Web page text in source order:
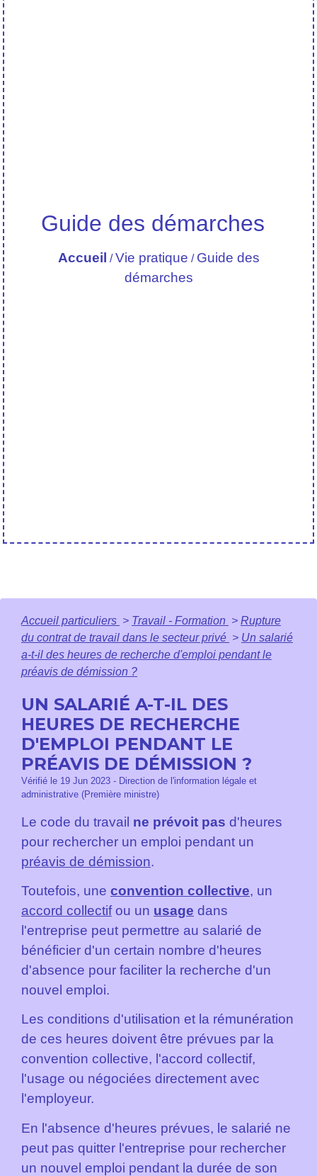
Guide des démarches
Accueil /Vie pratique / Guide des
démarches
Accueil particuliers > Travail - Formation > Rupture
du contrat de travail dans le secteur privé > Un salarié
a-t-il des heures de recherche d'emploi pendant le
préavis de démission ?
UN SALARIÉ A-T-IL DES
HEURES DE RECHERCHE
D'EMPLOI PENDANT LE
PRÉAVIS DE DÉMISSION ?
Vérifié le 19 Jun 2023 - Direction de l'information légale et
administrative (Première ministre)
Le code du travail ne prévoit pas d'heures
pour rechercher un emploi pendant un
préavis de démission.
Toutefois, une convention collective, un
accord collectifou un usage dans
l'entreprise peut permettre au salarié de
bénéficier d'un certain nombre d'heures
d'absence pour faciliter la recherche d'un
nouvel emploi.
Les conditions d'utilisation et la rémunération
de ces heures doivent être prévues par la
convention collective, l'accord collectif,
l'usage ou négociées directement avec
l'employeur.
En l'absence d'heures prévues, le salarié ne
peut pas quitter l'entreprise pour rechercher
un nouvel emploi pendant la durée de son